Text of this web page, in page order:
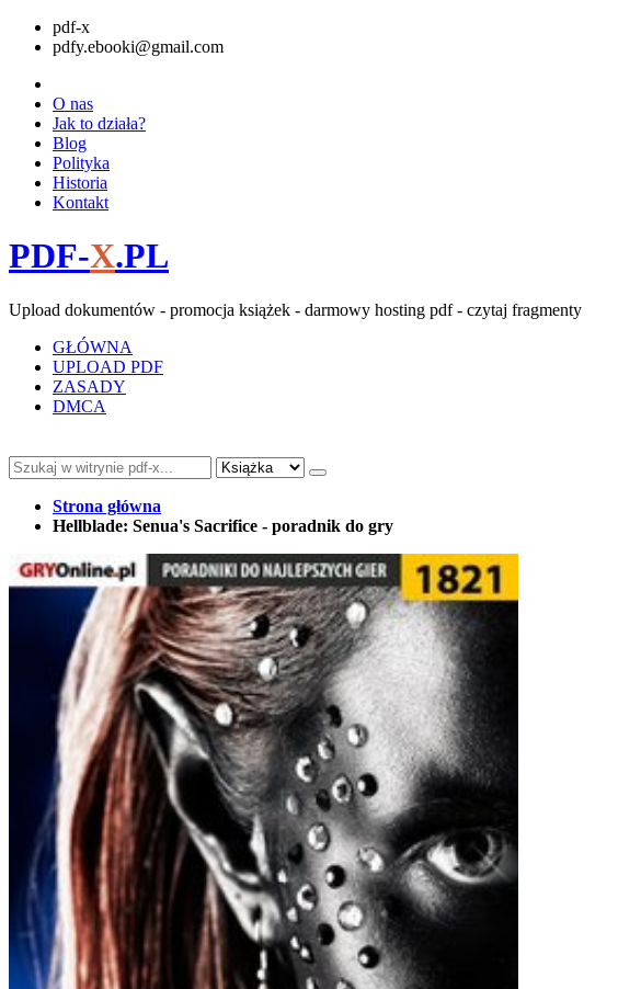
pdf-x
pdfy.ebooki@gmail.com
O nas
Jak to działa?
Blog
Polityka
Historia
Kontakt
PDF-X.PL
Upload dokumentów - promocja książek - darmowy hosting pdf - czytaj fragmenty
GŁÓWNA
UPLOAD PDF
ZASADY
DMCA
Strona główna
Hellblade: Senua's Sacrifice - poradnik do gry